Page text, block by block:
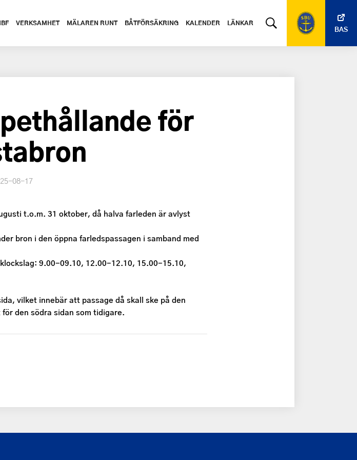
VERKSAMHET MÄLAREN RUNT BÅTFÖRSÄKRING KALENDER LÄNKAR
BAS
för
08-17
t.o.m. 31 oktober, då halva farleden är avlyst
bron i den öppna farledspassagen i samband med
9.00-09.10, 12.00-12.10, 15.00-15.10,
vilket innebär att passage då skall ske på den
den södra sidan som tidigare.